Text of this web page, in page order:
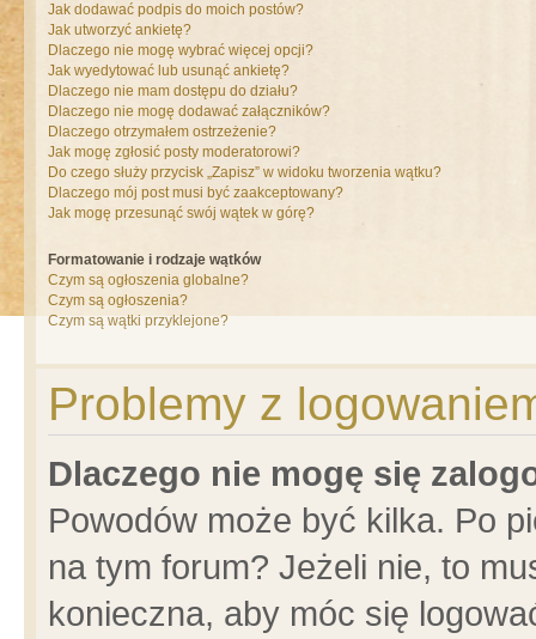
Jak dodawać podpis do moich postów?
Jak utworzyć ankietę?
Dlaczego nie mogę wybrać więcej opcji?
Jak wyedytować lub usunąć ankietę?
Dlaczego nie mam dostępu do działu?
Dlaczego nie mogę dodawać załączników?
Dlaczego otrzymałem ostrzeżenie?
Jak mogę zgłosić posty moderatorowi?
Do czego służy przycisk „Zapisz” w widoku tworzenia wątku?
Dlaczego mój post musi być zaakceptowany?
Jak mogę przesunąć swój wątek w górę?
Formatowanie i rodzaje wątków
Czym są ogłoszenia globalne?
Czym są ogłoszenia?
Czym są wątki przyklejone?
Problemy z
Dlaczego nie mogę się
Powodów może być kilka. Po
na tym forum? Jeżeli nie, to
konieczna, aby móc się